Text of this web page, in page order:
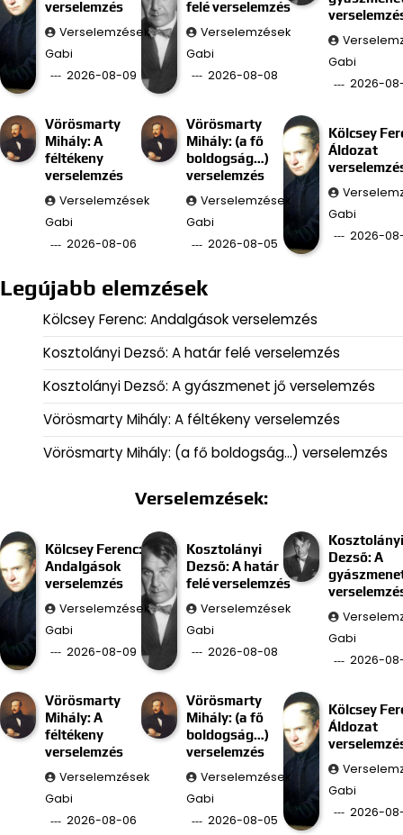
verselemzés
Verselemzések
Gabi
2026-08-09
felé verselemzés
Verselemzések
Gabi
2026-08-08
Gabi
2026-
Vörösmarty
Mihály: A
féltékeny
verselemzés
Verselemzések
Gabi
2026-08-06
Vörösmarty
Mihály: (a fő
boldogság…)
verselemzés
Verselemzések
Gabi
2026-08-05
Kölcsey
Áldozat
Gabi
2026-
Legújabb elemzések
Kölcsey Ferenc: Andalgások verselemzés
Kosztolányi Dezső: A határ felé verselemzés
Kosztolányi Dezső: A gyászmenet jő verselemzés
Vörösmarty Mihály: A féltékeny verselemzés
Vörösmarty Mihály: (a fő boldogság…) verselemzés
Verselemzések:
Kölcsey Ferenc:
Andalgások
verselemzés
Verselemzések
Gabi
2026-08-09
Kosztolányi
Dezső: A határ
felé verselemzés
Verselemzések
Gabi
2026-08-08
Kosztolányi
Dezső: A
Gabi
2026-
Vörösmarty
Mihály: A
féltékeny
verselemzés
Verselemzések
Gabi
2026-08-06
Vörösmarty
Mihály: (a fő
boldogság…)
verselemzés
Verselemzések
Gabi
2026-08-05
Kölcsey
Áldozat
Gabi
2026-